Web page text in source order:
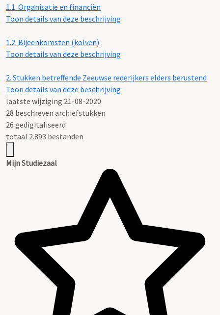
1.1. Organisatie en financiën
Toon details van deze beschrijving
1.2. Bijeenkomsten (kolven)
Toon details van deze beschrijving
2. Stukken betreffende Zeeuwse rederijkers elders berustend
Toon details van deze beschrijving
laatste wijziging 21-08-2020
28 beschreven archiefstukken
26 gedigitaliseerd
totaal 2.893 bestanden
Mijn Studiezaal